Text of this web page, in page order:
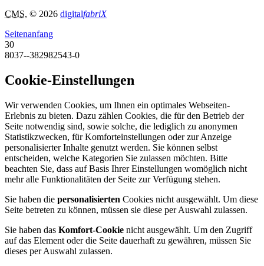
CMS, © 2026 digitalfabriX
Seitenanfang
30
8037--382982543-0
Cookie-Einstellungen
Wir verwenden Cookies, um Ihnen ein optimales Webseiten-
Erlebnis zu bieten. Dazu zählen Cookies, die für den Betrieb der
Seite notwendig sind, sowie solche, die lediglich zu anonymen
Statistikzwecken, für Komforteinstellungen oder zur Anzeige
personalisierter Inhalte genutzt werden. Sie können selbst
entscheiden, welche Kategorien Sie zulassen möchten. Bitte
beachten Sie, dass auf Basis Ihrer Einstellungen womöglich nicht
mehr alle Funktionalitäten der Seite zur Verfügung stehen.
Sie haben die personalisierten Cookies nicht ausgewählt. Um diese
Seite betreten zu können, müssen sie diese per Auswahl zulassen.
Sie haben das Komfort-Cookie nicht ausgewählt. Um den Zugriff
auf das Element oder die Seite dauerhaft zu gewähren, müssen Sie
dieses per Auswahl zulassen.